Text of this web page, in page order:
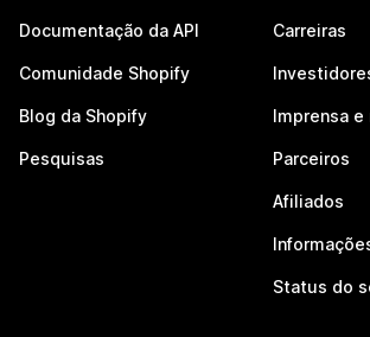
Documentação da API
Comunidade Shopify
Blog da Shopify
Pesquisas
Carreiras
Imprensa
Parceiros
Afiliados
Status do